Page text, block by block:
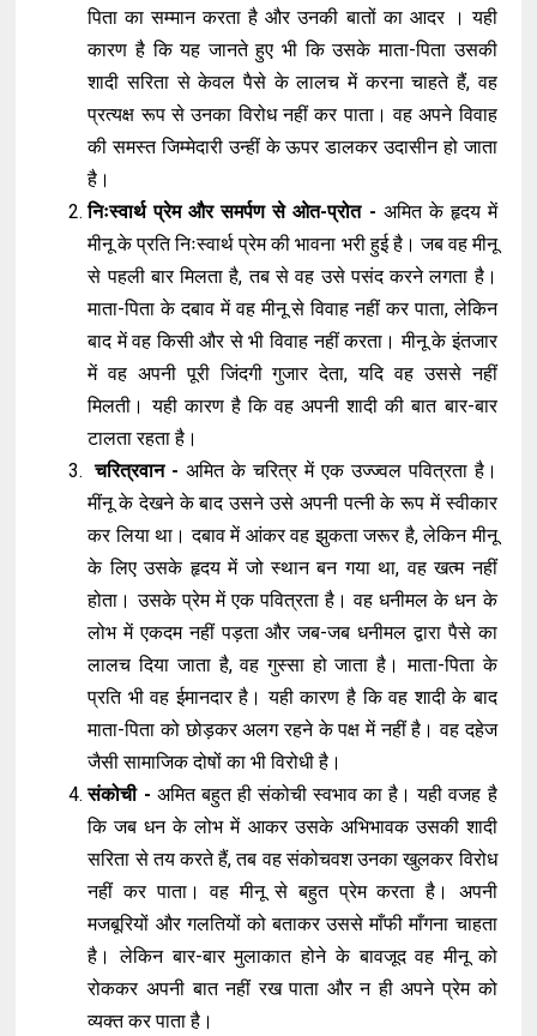
पिता का सम्मान करता है और उनकी बातों का आदर । यही
कारण है कि यह जानते हुए भी कि उसके माता-पिता उसकी
शादी सरिता से केवल पैसे के लालच में करना चाहते हैं, वह
प्रत्यक्ष रूप से उनका विरोध नहीं कर पाता। वह अपने विवाह
की समस्त जिम्मेदारी उन्हीं के ऊपर डालकर उदासीन हो जाता
है।
निःस्वार्थ प्रेम और समर्पण से ओत-प्रोत - अमित के हृदय में
मीनू के प्रति निःस्वार्थ प्रेम की भावना भरी हुई है। जब वह मीनू
से पहली बार मिलता है, तब से वह उसे पसंद करने लगता है।
माता-पिता के दबाव में वह मीनू से विवाह नहीं कर पाता, लेकिन
बाद में वह किसी और से भी विवाह नहीं करता। मीनू के इंतजार
में वह अपनी पूरी जिंदगी गुजार देता, यदि वह उससे नहीं
मिलती। यही कारण है कि वह अपनी शादी की बात बार-बार
टालता रहता है।
चरित्रवान - अमित के चरित्र में एक उज्ज्वल पवित्रता है।
मींनू के देखने के बाद उसने उसे अपनी पत्नी के रूप में स्वीकार
कर लिया था। दबाव में आंकर वह झुकता जरूर है, लेकिन मीनू
के लिए उसके हृदय में जो स्थान बन गया था, वह खत्म नहीं
होता। उसके प्रेम में एक पवित्रता है। वह धनीमल के धन के
लोभ में एकदम नहीं पड़ता और जब-जब धनीमल द्वारा पैसे का
लालच दिया जाता है, वह गुस्सा हो जाता है। माता-पिता के
प्रति भी वह ईमानदार है। यही कारण है कि वह शादी के बाद
माता-पिता को छोड़कर अलग रहने के पक्ष में नहीं है। वह दहेज
जैसी सामाजिक दोषों का भी विरोधी है।
संकोची - अमित बहुत ही संकोची स्वभाव का है। यही वजह है
कि जब धन के लोभ में आकर उसके अभिभावक उसकी शादी
सरिता से तय करते हैं, तब वह संकोचवश उनका खुलकर विरोध
नहीं कर पाता। वह मीनू से बहुत प्रेम करता है। अपनी
मजबूरियों और गलतियों को बताकर उससे माँफी माँगना चाहता
है। लेकिन बार-बार मुलाकात होने के बावजूद वह मीनू को
रोककर अपनी बात नहीं रख पाता और न ही अपने प्रेम को
व्यक्त कर पाता है।